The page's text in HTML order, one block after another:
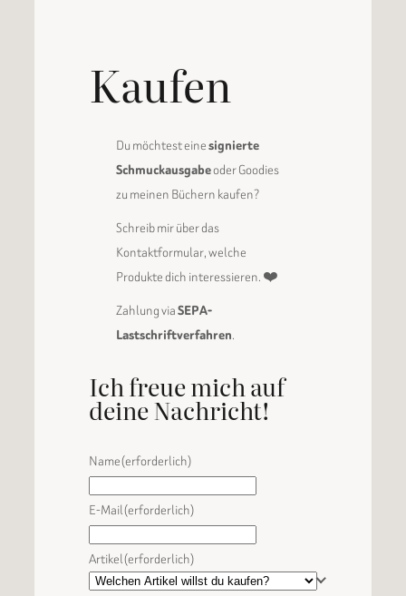
Kaufen
Du möchtest einesignierte
Schmuckausgabeoder Goodies
zu meinen Büchern kaufen?
Schreib mir über das
Kontaktformular, welche
Produkte dich interessieren. ❤️
Zahlung viaSEPA-
Lastschriftverfahren.
Ich freue mich auf
deine Nachricht!
Name(erforderlich)
E-Mail(erforderlich)
Artikel(erforderlich)